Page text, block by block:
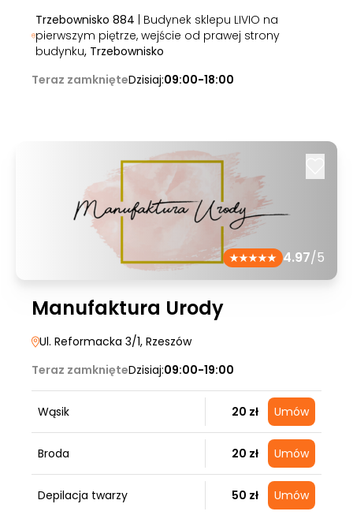
Trzebownisko 884 | Budynek sklepu LIVIO na
pierwszym piętrze, wejście od prawej strony
budynku, Trzebownisko
Teraz zamknięteDzisiaj:09:00-18:00
4.97/5
Manufaktura Urody
Ul. Reformacka 3/1, Rzeszów
Teraz zamknięteDzisiaj:09:00-19:00
Wąsik 20 zł Umów
Broda 20 zł Umów
Depilacja twarzy 50 zł Umów